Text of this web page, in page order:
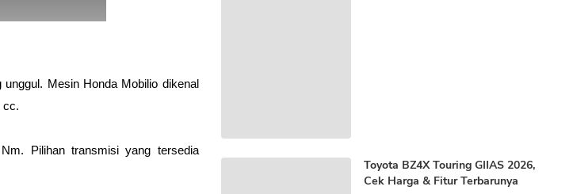
Mesin Honda Mobilio dikenal
cc.
Pilihan transmisi yang tersedia
Toyota BZ4X Touring GIIAS 2026,
Cek Harga & Fitur Terbarunya